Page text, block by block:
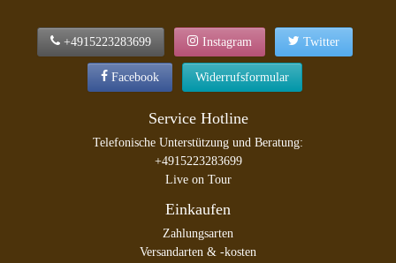
+4915223283699 Instagram Twitter
Facebook Widerrufsformular
Service Hotline
Telefonische Unterstützung und Beratung:
+4915223283699
Live on Tour
Einkaufen
Zahlungsarten
Versandarten & -kosten